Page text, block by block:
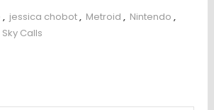
, jessica chobot, Metroid , Nintendo ,
Calls